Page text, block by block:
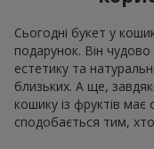
Сьогодні букет у
подарунок. Він
естетику та
близьких. А ще,
кошику із фруктів має
сподобається тим, хто